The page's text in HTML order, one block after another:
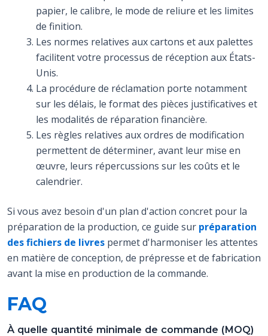
papier, le calibre, le mode de reliure et les limites
de finition.
Les normes relatives aux cartons et aux palettes
facilitent votre processus de réception aux États-
Unis.
La procédure de réclamation porte notamment
sur les délais, le format des pièces justificatives et
les modalités de réparation financière.
Les règles relatives aux ordres de modification
permettent de déterminer, avant leur mise en
œuvre, leurs répercussions sur les coûts et le
calendrier.
Si vous avez besoin d'un plan d'action concret pour la
préparation de la production, ce guide sur préparation
des fichiers de livres permet d'harmoniser les attentes
en matière de conception, de prépresse et de fabrication
avant la mise en production de la commande.
FAQ
À quelle quantité minimale de commande (MOQ)